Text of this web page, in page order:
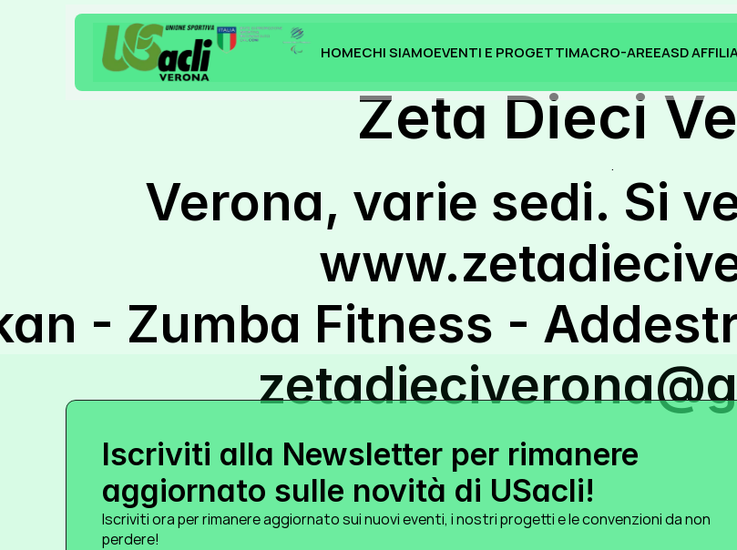
HOMECHI SIAMOEVENTI E PROGETTIMACRO-AREEASD
Zeta Dieci
.
Verona, varie sedi. Si
- Zumba Fitness -
Iscriviti alla Newsletter per rimanere
aggiornato sulle novità di USacli!
Iscriviti ora per rimanere aggiornato sui nuovi eventi, i nostri progetti e le convenzioni da non
perdere!